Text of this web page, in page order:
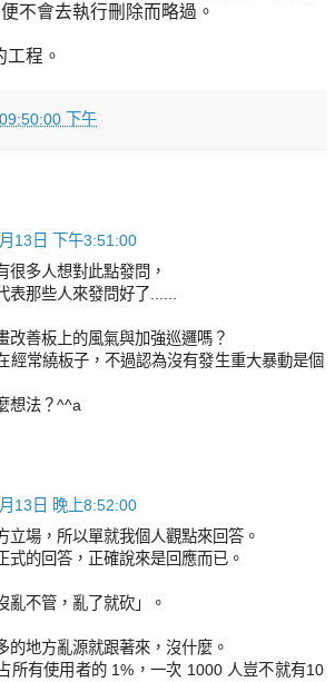
不會去執行刪除而略過。
工程。
下午
13日 下午3:51:00
很多人想對此點發問，
表那些人來發問好了......
改善板上的風氣與加強巡邏嗎？
經常繞板子，不過認為沒有發生重大暴動是個
想法？^^a
13日 晚上8:52:00
立場，所以單就我個人觀點來回答。
式的回答，正確說來是回應而已。
亂不管，亂了就砍」。
的地方亂源就跟著來，沒什麼。
所有使用者的 1%，一次 1000 人豈不就有10